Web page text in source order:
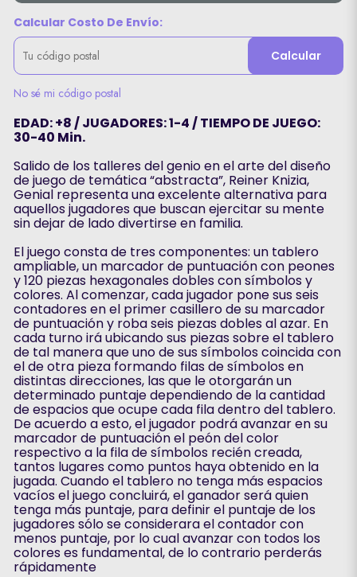
Calcular Costo De Envío:
Calcular
No sé mi código postal
EDAD: +8 / JUGADORES: 1-4 / TIEMPO DE JUEGO:
30-40 Min.
Salido de los talleres del genio en el arte del diseño
de juego de temática “abstracta”, Reiner Knizia,
Genial representa una excelente alternativa para
aquellos jugadores que buscan ejercitar su mente
sin dejar de lado divertirse en familia.
El juego consta de tres componentes: un tablero
ampliable, un marcador de puntuación con peones
y 120 piezas hexagonales dobles con símbolos y
colores. Al comenzar, cada jugador pone sus seis
contadores en el primer casillero de su marcador
de puntuación y roba seis piezas dobles al azar. En
cada turno irá ubicando sus piezas sobre el tablero
de tal manera que uno de sus símbolos coincida con
el de otra pieza formando filas de símbolos en
distintas direcciones, las que le otorgarán un
determinado puntaje dependiendo de la cantidad
de espacios que ocupe cada fila dentro del tablero.
De acuerdo a esto, el jugador podrá avanzar en su
marcador de puntuación el peón del color
respectivo a la fila de símbolos recién creada,
tantos lugares como puntos haya obtenido en la
jugada. Cuando el tablero no tenga más espacios
vacíos el juego concluirá, el ganador será quien
tenga más puntaje, para definir el puntaje de los
jugadores sólo se considerara el contador con
menos puntaje, por lo cual avanzar con todos los
colores es fundamental, de lo contrario perderás
rápidamente